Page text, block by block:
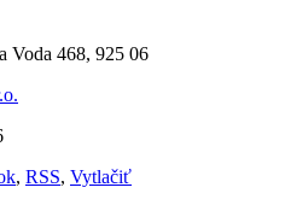
Voda 468, 925 06
, RSS, Vytlačiť